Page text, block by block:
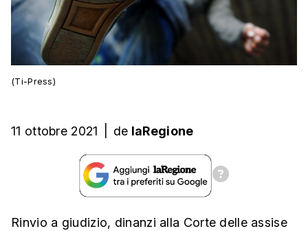
(Ti-Press)
11 ottobre 2021 de laRegione
Rinvio a giudizio, dinanzi alla Corte delle assise